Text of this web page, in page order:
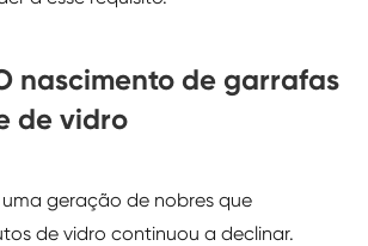
nascimento de garrafas
de vidro
geração de nobres que
de vidro continuou a declinar.